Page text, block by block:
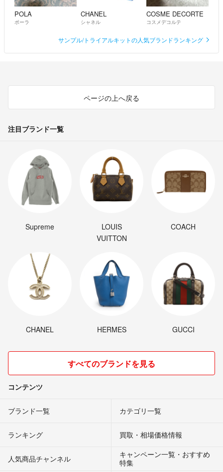
POLA
ポーラ
CHANEL
シャネル
COSME DECORTE
コスメデコルテ
サンプル/トライアルキットの人気ブランドランキング
ページの上へ戻る
注目ブランド一覧
Supreme
LOUIS
VUITTON
COACH
CHANEL HERMES GUCCI
すべてのブランドを見る
コンテンツ
ブランド一覧 カテゴリ一覧
ランキング 買取・相場価格情報
人気商品チャンネル
キャンペーン一覧・おすすめ
特集